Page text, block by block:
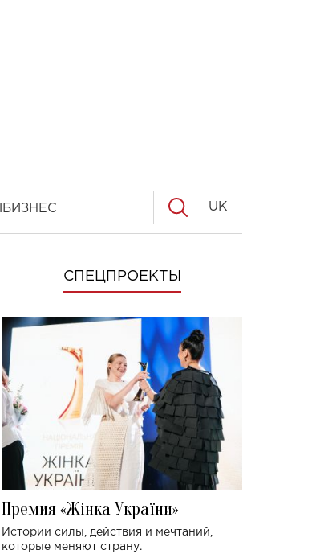
БИЗНЕС UK
СПЕЦПРОЕКТЫ
Премия «Жінка України»
Истории силы, действия и мечтаний,
которые меняют страну.